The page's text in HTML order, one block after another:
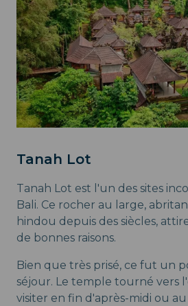
Tanah Lot
Tanah Lot est l'un des sites
Bali. Ce rocher au large,
hindou depuis des siècles,
de bonnes raisons.
Bien que très prisé, ce fut un
séjour. Le temple tourné vers
visiter en fin d'après-midi ou